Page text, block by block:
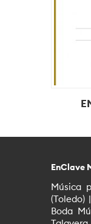
EnClave
Música
(Toledo)
Boda